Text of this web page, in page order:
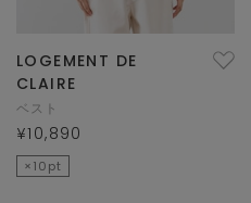
LOGEMENT DE
CLAIRE
ベスト
¥10,890
×10pt